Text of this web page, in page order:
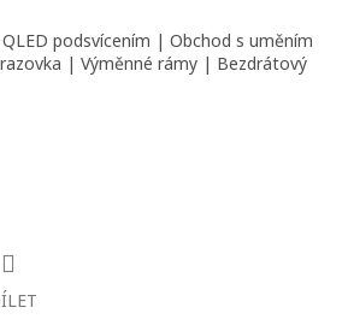
podsvícením | Obchod s uměním
| Výměnné rámy | Bezdrátový